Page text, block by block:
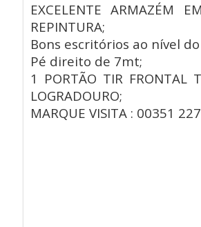
EXCELENTE ARMAZÉM
REPINTURA;
Bons escritórios ao nível do
Pé direito de 7mt;
1 PORTÃO TIR FRONTAL
LOGRADOURO;
MARQUE VISITA : 00351